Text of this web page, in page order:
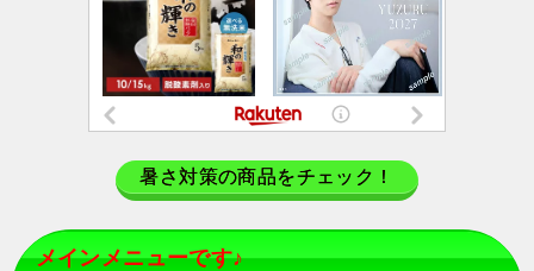
暑さ対策の商品をチェック！
メインメニューです♪